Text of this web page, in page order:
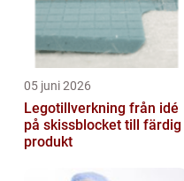
05 juni 2026
Legotillverkning från idé
på skissblocket till färdig
produkt